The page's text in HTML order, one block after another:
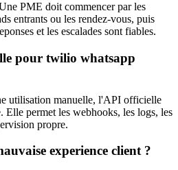
PME doit commencer par les
entrants ou les rendez-vous, puis
et les escalades sont fiables.
pour twilio whatsapp
utilisation manuelle, l'API officielle
Elle permet les webhooks, les logs, les
propre.
experience client ?